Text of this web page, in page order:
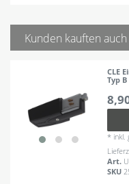
Kunden kauften auch
CLE
Typ
* inkl.
Art.
SKU